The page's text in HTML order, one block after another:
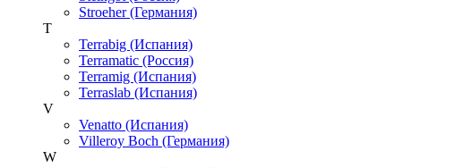
Stroeher (Германия)
T
Terrabig (Испания)
Terramatic (Россия)
Terramig (Испания)
Terraslab (Испания)
V
Venatto (Испания)
Villeroy Boch (Германия)
W